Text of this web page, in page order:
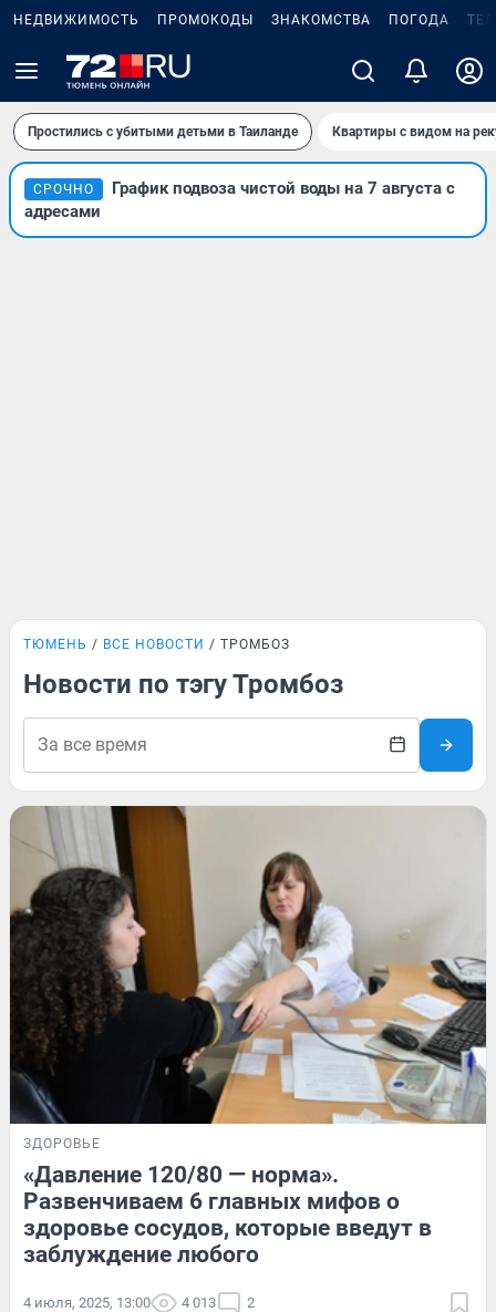
НЕДВИЖИМОСТЬ ПРОМОКОДЫ ЗНАКОМСТВА ПОГОДА
Простились с убитыми детьми в Таиланде Квартиры с видом на
СРОЧНО
График подвоза чистой воды на 7 августа с
адресами
ТЮМЕНЬ ВСЕ НОВОСТИ ТРОМБОЗ
Новости по тэгу Тромбоз
ЗДОРОВЬЕ
«Давление 120/80 — норма».
Развенчиваем 6 главных мифов о
здоровье сосудов, которые введут в
заблуждение любого
4 июля, 2025, 13:00 4 013 2